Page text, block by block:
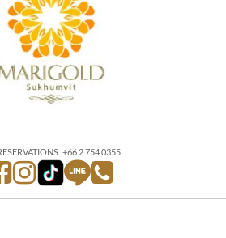
+66 2 754 0355